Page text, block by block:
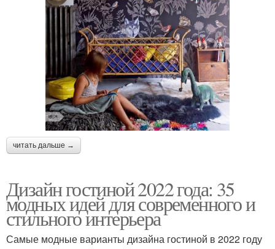
читать дальше →
Дизайн гостиной 2022 года: 35
модных идей для современного и
стильного интерьера
Самые модные варианты дизайна гостиной в 2022 году